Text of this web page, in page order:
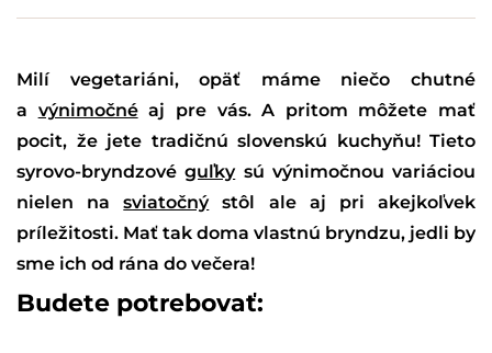
Milí vegetariáni, opäť máme niečo chutné
a výnimočnéaj pre vás. A pritom môžete mať
pocit, že jete tradičnú slovenskú kuchyňu! Tieto
syrovo-bryndzovéguľkysú výnimočnou variáciou
nielen nasviatočnýstôl ale aj pri akejkoľvek
príležitosti. Mať tak doma vlastnú bryndzu, jedli by
sme ich od rána do večera!
Budete potrebovať: